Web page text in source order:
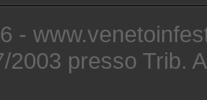
-
2003 presso Trib.